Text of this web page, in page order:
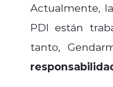
Actualmente,
PDI están
tanto,